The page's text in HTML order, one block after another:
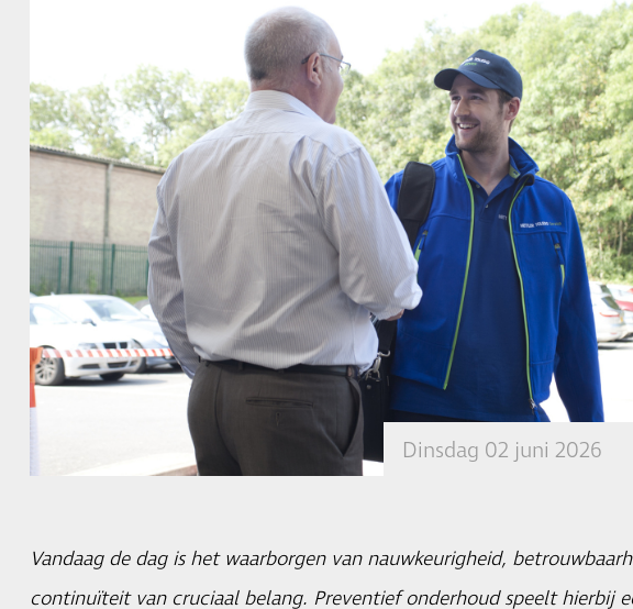
Dinsdag 02 juni 2026
Vandaag de dag is het waarborgen van nauwkeurigheid,
continuïteit van cruciaal belang. Preventief onderhoud speelt hierbij